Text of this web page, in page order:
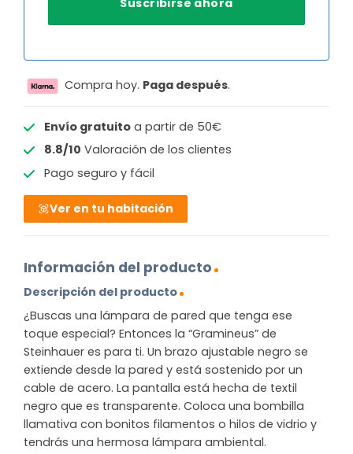
Compra hoy. Paga después.
Envío gratuitoa partir de 50€
8.8/10 Valoración de los clientes
Pago seguro y fácil
Ver en tu habitación
Información del producto
Descripción del producto
¿Buscas una lámpara de pared que tenga ese
toque especial? Entonces la “Gramineus” de
Steinhauer es para ti. Un brazo ajustable negro se
extiende desde la pared y está sostenido por un
cable de acero. La pantalla está hecha de textil
negro que es transparente. Coloca una bombilla
llamativa con bonitos filamentos o hilos de vidrio y
tendrás una hermosa lámpara ambiental.